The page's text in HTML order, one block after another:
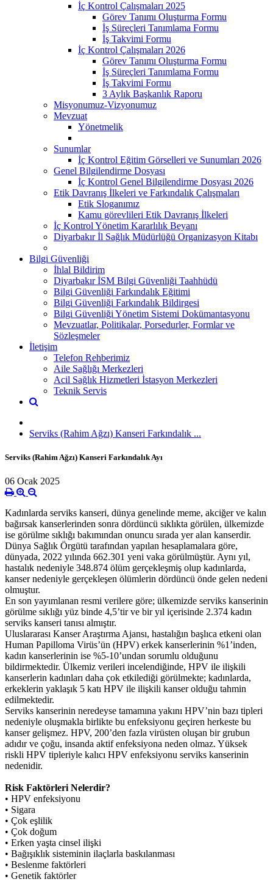
İç Kontrol Çalışmaları 2025
Görev Tanımı Oluşturma Formu
İş Süreçleri Tanımlama Formu
İş Takvimi Formu
İç Kontrol Çalışmaları 2026
Görev Tanımı Oluşturma Formu
İş Süreçleri Tanımlama Formu
İş Takvimi Formu
3 Aylık Başkanlık Raporu
Misyonumuz-Vizyonumuz
Mevzuat
Yönetmelik
Sunumlar
İç Kontrol Eğitim Görselleri ve Sunumları 2026
Genel Bilgilendirme Dosyası
İç Kontrol Genel Bilgilendirme Dosyası 2026
Etik Davranış İlkeleri ve Farkındalık Çalışmaları
Etik Sloganımız
Kamu görevlileri Etik Davranış İlkeleri
İç Kontrol Yönetim Kararlılık Beyanı
Diyarbakır İl Sağlık Müdürlüğü Organizasyon Kitabı
Bilgi Güvenliği
İhlal Bildirim
Diyarbakır İSM Bilgi Güvenliği Taahhüdü
Bilgi Güvenliği Farkındalık Eğitimi
Bilgi Güvenliği Farkındalık Bildirgesi
Bilgi Güvenliği Yönetim Sistemi Dokümantasyonu
Mevzuatlar, Politikalar, Porsedurler, Formlar ve
Sözleşmeler
İletişim
Telefon Rehberimiz
Aile Sağlığı Merkezleri
Acil Sağlık Hizmetleri İstasyon Merkezleri
Teknik Servis
Serviks (Rahim Ağzı) Kanseri Farkındalık ...
Serviks (Rahim Ağzı) Kanseri Farkındalık Ayı
06 Ocak 2025
Kadınlarda serviks kanseri, dünya genelinde meme, akciğer ve kalın
bağırsak kanserlerinden sonra dördüncü sıklıkta görülen, ülkemizde
ise görülme sıklığı bakımından onuncu sırada yer alan kanserdir.
Dünya Sağlık Örgütü tarafından yapılan hesaplamalara göre,
dünyada, 2022 yılında 662.301 yeni vaka görülmüştür. Aynı yıl,
hastalık nedeniyle 348.874 ölüm gerçekleşmiş olup kadınlarda,
kanser nedeniyle gerçekleşen ölümlerin dördüncü önde gelen nedeni
olmuştur.
En son yayımlanan resmi verilere göre; ülkemizde serviks kanserinin
görülme sıklığı yüz binde 4,5’tir ve bir yıl içerisinde 2.374 kadın
serviks kanseri tanısı almıştır.
Uluslararası Kanser Araştırma Ajansı, hastalığın başlıca etkeni olan
Human Papilloma Virüs’ün (HPV) erkek kanserlerinin %1’inden,
kadın kanserlerinin ise %5-10’undan sorumlu olduğunu
bildirmektedir. Ülkemiz verileri incelendiğinde, HPV ile ilişkili
kanserlerin kadınları daha çok etkilediği görülmekte; kadınlarda,
erkeklerin yaklaşık 5 katı HPV ile ilişkili kanser olduğu tahmin
edilmektedir.
Serviks kanserinin neredeyse tamamına yakını HPV’nin bazı tipleri
nedeniyle oluşmakla birlikte bu enfeksiyonu geçiren herkeste bu
kanser gelişmez. HPV, 200’den fazla virüsten oluşan bir grubun
adıdır ve çoğu, insanda aktif enfeksiyona neden olmaz. Yüksek
riskli HPV tipleriyle kalıcı HPV enfeksiyonu serviks kanserinin
nedenidir.
Risk Faktörleri Nelerdir?
• HPV enfeksiyonu
• Sigara
• Çok eşlilik
• Çok doğum
• Erken yaşta cinsel ilişki
• Bağışıklık sisteminin ilaçlarla baskılanması
• Beslenme faktörleri
• Genetik faktörler